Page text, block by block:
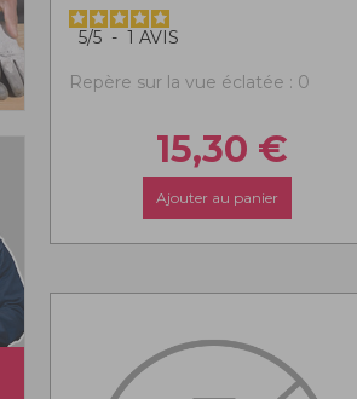
5/5 - 1 AVIS
Repère sur la vue éclatée : 0
15,30 €
Ajouter au panier